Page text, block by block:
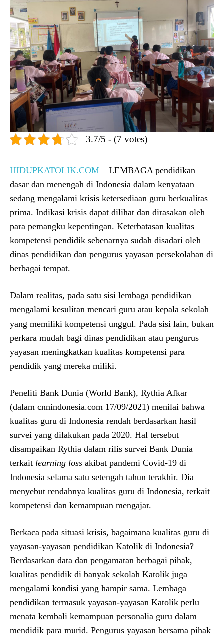
3.7/5 - (7 votes)
HIDUPKATOLIK.COM – LEMBAGA pendidikan
dasar dan menengah di Indonesia dalam kenyataan
sedang mengalami krisis ketersediaan guru berkualitas
prima. Indikasi krisis dapat dilihat dan dirasakan oleh
para pemangku kepentingan. Keterbatasan kualitas
kompetensi pendidik sebenarnya sudah disadari oleh
dinas pendidikan dan pengurus yayasan persekolahan di
berbagai tempat.
Dalam realitas, pada satu sisi lembaga pendidikan
mengalami kesulitan mencari guru atau kepala sekolah
yang memiliki kompetensi unggul. Pada sisi lain, bukan
perkara mudah bagi dinas pendidikan atau pengurus
yayasan meningkatkan kualitas kompetensi para
pendidik yang mereka miliki.
Peneliti Bank Dunia (World Bank), Rythia Afkar
(dalam cnnindonesia.com 17/09/2021) menilai bahwa
kualitas guru di Indonesia rendah berdasarkan hasil
survei yang dilakukan pada 2020. Hal tersebut
disampaikan Rythia dalam rilis survei Bank Dunia
terkait learning loss akibat pandemi Covid-19 di
Indonesia selama satu setengah tahun terakhir. Dia
menyebut rendahnya kualitas guru di Indonesia, terkait
kompetensi dan kemampuan mengajar.
Berkaca pada situasi krisis, bagaimana kualitas guru di
yayasan-yayasan pendidikan Katolik di Indonesia?
Berdasarkan data dan pengamatan berbagai pihak,
kualitas pendidik di banyak sekolah Katolik juga
mengalami kondisi yang hampir sama. Lembaga
pendidikan termasuk yayasan-yayasan Katolik perlu
menata kembali kemampuan personalia guru dalam
mendidik para murid. Pengurus yayasan bersama pihak